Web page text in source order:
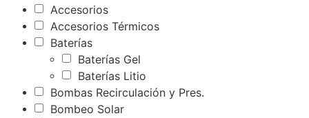
Accesorios
Accesorios Térmicos
Baterías
Baterías Gel
Baterías Litio
Bombas Recirculación y Pres.
Bombeo Solar